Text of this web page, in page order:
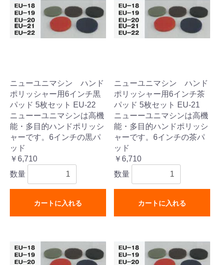
ニューユニマシン ハンド
ポリッシャー用6インチ黒
パッド 5枚セット EU-22
ニューーユニマシンは高機
能・多目的ハンドポリッシ
ャーです。6インチの黒パ
ッド
￥6,710
数量
カートに入れる
ニューユニマシン ハンド
ポリッシャー用6インチ茶
パッド 5枚セット EU-21
ニューーユニマシンは高機
能・多目的ハンドポリッシ
ャーです。6インチの茶パ
ッド
￥6,710
数量
カートに入れる